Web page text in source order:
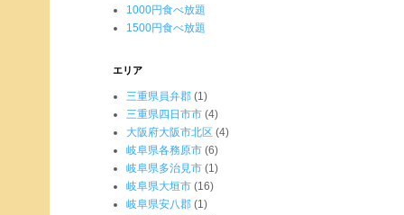
1000円食べ放題
1500円食べ放題
エリア
三重県員弁郡 (1)
三重県四日市市 (4)
大阪府大阪市北区 (4)
岐阜県各務原市 (6)
岐阜県多治見市 (1)
岐阜県大垣市 (16)
岐阜県安八郡 (1)